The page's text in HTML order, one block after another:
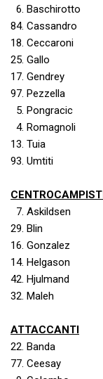
6. Baschirotto
84. Cassandro
18. Ceccaroni
25. Gallo
17. Gendrey
97. Pezzella
5. Pongracic
4. Romagnoli
13. Tuia
93. Umtiti
CENTROCAMPISTI
7. Askildsen
29. Blin
16. Gonzalez
14. Helgason
42. Hjulmand
32. Maleh
ATTACCANTI
22. Banda
77. Ceesay